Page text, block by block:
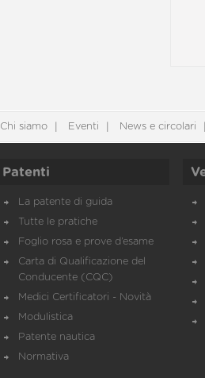
Chi siamo Eventi News e circolari
Patenti
La patente di guida
Tutte le pratiche
Foglio rosa e prove d’esame
Carta di Qualificazione del
Conducente (CQC)
Medici Certificatori - Novità
Modulistica
Patente nautica
Normativa